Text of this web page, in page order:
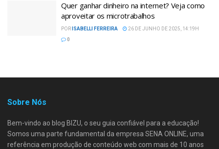
Quer ganhar dinheiro na internet? Veja como
aproveitar os microtrabalhos
POR ISABELLI FERREIRA
26 DE JUNHO DE 2025, 14:19H
0
Sobre Nós
Bem-vindo ao blog BIZU, o seu guia confiável para a educação!
Somos uma parte fundamental da empresa SENA ONLINE, uma
referência em produção de conteúdo web com mais de 10 anos